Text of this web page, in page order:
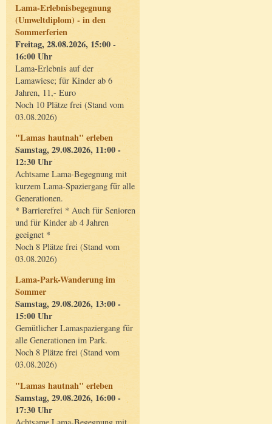
Lama-Erlebnisbegegnung
(Umweltdiplom) - in den
Sommerferien
Freitag, 28.08.2026, 15:00 -
16:00 Uhr
Lama-Erlebnis auf der
Lamawiese; für Kinder ab 6
Jahren, 11,- Euro
Noch 10 Plätze frei (Stand vom
03.08.2026)
"Lamas hautnah" erleben
Samstag, 29.08.2026, 11:00 -
12:30 Uhr
Achtsame Lama-Begegnung mit
kurzem Lama-Spaziergang für alle
Generationen.
* Barrierefrei * Auch für Senioren
und für Kinder ab 4 Jahren
geeignet *
Noch 8 Plätze frei (Stand vom
03.08.2026)
Lama-Park-Wanderung im
Sommer
Samstag, 29.08.2026, 13:00 -
15:00 Uhr
Gemütlicher Lamaspaziergang für
alle Generationen im Park.
Noch 8 Plätze frei (Stand vom
03.08.2026)
"Lamas hautnah" erleben
Samstag, 29.08.2026, 16:00 -
17:30 Uhr